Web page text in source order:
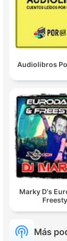
Audiolibros
Marky D's
Más